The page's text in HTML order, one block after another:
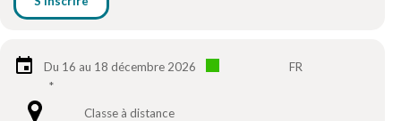
Du 16 au 18 décembre 2026
*
FR
Classe à distance